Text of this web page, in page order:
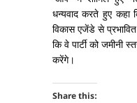
धन्यवाद करते हुए कहा
विकास एजेंडे से
कि वे पार्टी को जमीनी
करेंगे।
Share this: